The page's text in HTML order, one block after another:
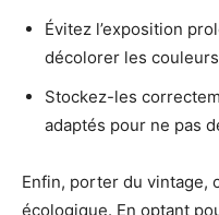
Évitez l’exposition
décolorer les
Stockez-les
adaptés pour ne pas
Enfin, porter du vintage,
écologique. En optant